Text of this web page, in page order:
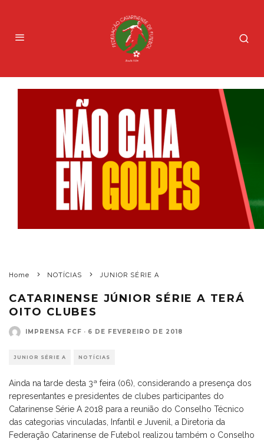
Home NOTÍCIAS JUNIOR SÉRIE A
CATARINENSE JÚNIOR SÉRIE A TERÁ
OITO CLUBES
IMPRENSA FCF · 6 DE FEVEREIRO DE 2018
JUNIOR SÉRIE A NOTÍCIAS
Ainda na tarde desta 3ª feira (06), considerando a presença dos
representantes e presidentes de clubes participantes do
Catarinense Série A 2018 para a reunião do Conselho Técnico
das categorias vinculadas, Infantil e Juvenil, a Diretoria da
Federação Catarinense de Futebol realizou também o Conselho